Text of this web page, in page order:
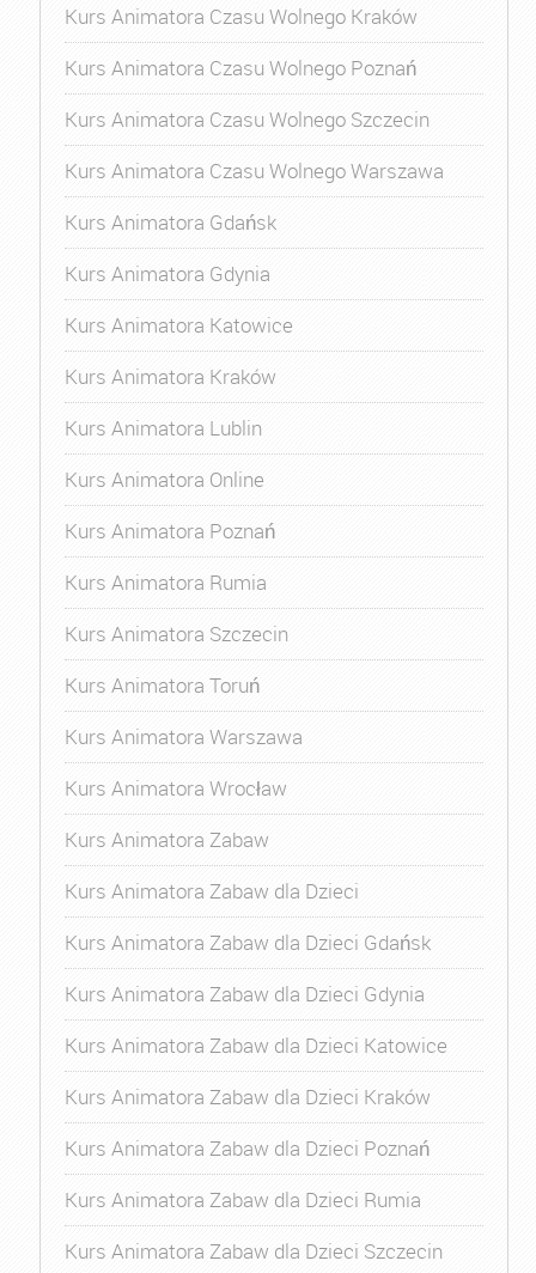
Kurs Animatora Czasu Wolnego Kraków
Kurs Animatora Czasu Wolnego Poznań
Kurs Animatora Czasu Wolnego Szczecin
Kurs Animatora Czasu Wolnego Warszawa
Kurs Animatora Gdańsk
Kurs Animatora Gdynia
Kurs Animatora Katowice
Kurs Animatora Kraków
Kurs Animatora Lublin
Kurs Animatora Online
Kurs Animatora Poznań
Kurs Animatora Rumia
Kurs Animatora Szczecin
Kurs Animatora Toruń
Kurs Animatora Warszawa
Kurs Animatora Wrocław
Kurs Animatora Zabaw
Kurs Animatora Zabaw dla Dzieci
Kurs Animatora Zabaw dla Dzieci Gdańsk
Kurs Animatora Zabaw dla Dzieci Gdynia
Kurs Animatora Zabaw dla Dzieci Katowice
Kurs Animatora Zabaw dla Dzieci Kraków
Kurs Animatora Zabaw dla Dzieci Poznań
Kurs Animatora Zabaw dla Dzieci Rumia
Kurs Animatora Zabaw dla Dzieci Szczecin